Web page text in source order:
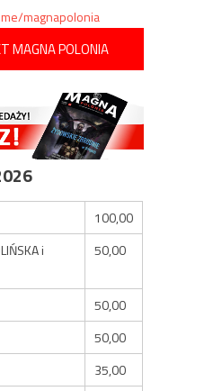
magnapolonia
MAGNA POLONIA
100,00
i
50,00
50,00
50,00
35,00